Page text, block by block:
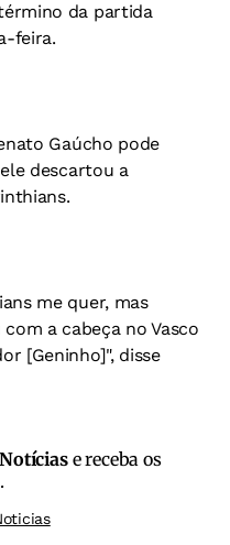
da partida
feira.
Gaúcho pode
descartou a
me quer, mas
a cabeça no Vasco
[Geninho]", disse
e receba os